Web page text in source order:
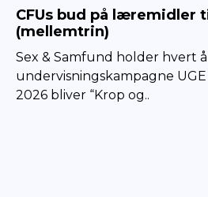
CFUs bud på læremidler
(mellemtrin)
Sex & Samfund holder hvert
undervisningskampagne
2026 bliver “Krop og..